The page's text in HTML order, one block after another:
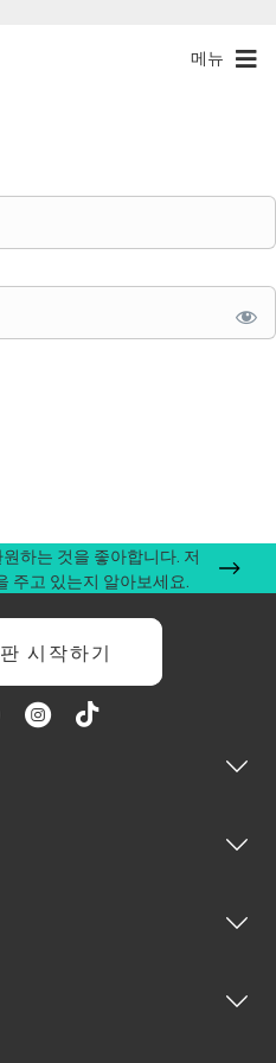
메뉴
하는 것을 좋아합니다. 저
주고 있는지 알아보세요.
시작하기